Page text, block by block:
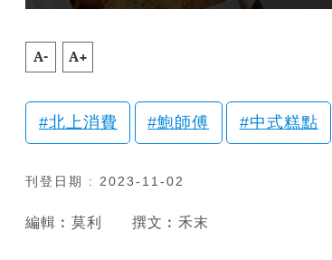
A- A+
北上消費 鮑師傅 中式糕點
刊登日期 : 2023-11-02
編輯︰莫利 撰文︰禾末